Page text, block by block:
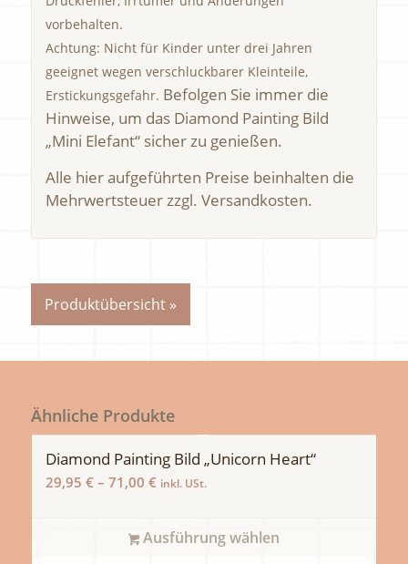
vorbehalten.
Achtung: Nicht für Kinder unter drei Jahren
geeignet wegen verschluckbarer Kleinteile,
Erstickungsgefahr. Befolgen Sie immer die
Hinweise, um das Diamond Painting Bild
„Mini Elefant“ sicher zu genießen.
Alle hier aufgeführten Preise beinhalten die
Mehrwertsteuer zzgl. Versandkosten.
Produktübersicht »
Ähnliche Produkte
Diamond Painting Bild „Unicorn Heart“
29,95 € – 71,00 € inkl. USt.
Ausführung wählen